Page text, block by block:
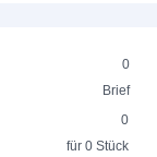
0
Brief
0
für 0 Stück